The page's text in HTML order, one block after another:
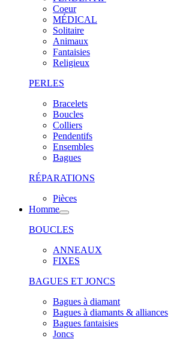
Coeur
MÉDICAL
Solitaire
Animaux
Fantaisies
Religieux
PERLES
Bracelets
Boucles
Colliers
Pendentifs
Ensembles
Bagues
RÉPARATIONS
Pièces
Homme
BOUCLES
ANNEAUX
FIXES
BAGUES ET JONCS
Bagues à diamant
Bagues à diamants & alliances
Bagues fantaisies
Joncs